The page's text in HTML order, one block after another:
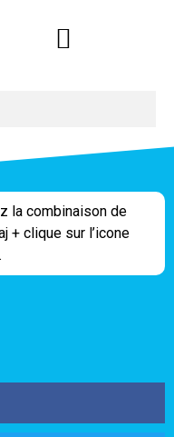
la combinaison de
+ clique sur l’icone